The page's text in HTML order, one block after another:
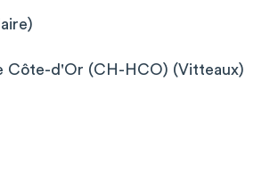
Côte-d'Or (CH-HCO) (Vitteaux)